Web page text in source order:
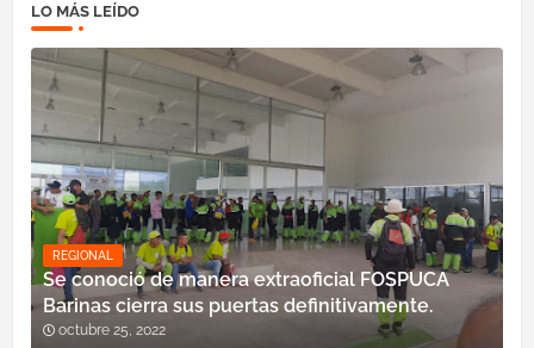
LO MÁS LEÍDO
REGIONAL
Se conoció de manera extraoficial FOSPUCA
Barinas cierra sus puertas definitivamente.
octubre 25, 2022